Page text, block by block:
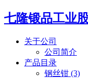
七隆锻品工业
关于公司
公司简介
产品目录
钢丝钳 (3)